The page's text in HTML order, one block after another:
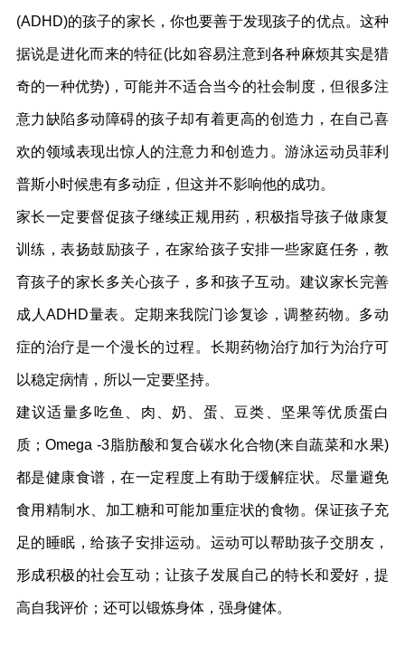
(ADHD)的孩子的家长，你也要善于发现孩子的优点。这种
据说是进化而来的特征(比如容易注意到各种麻烦其实是猎
奇的一种优势)，可能并不适合当今的社会制度，但很多注
意力缺陷多动障碍的孩子却有着更高的创造力，在自己喜
欢的领域表现出惊人的注意力和创造力。游泳运动员菲利
普斯小时候患有多动症，但这并不影响他的成功。
家长一定要督促孩子继续正规用药，积极指导孩子做康复
训练，表扬鼓励孩子，在家给孩子安排一些家庭任务，教
育孩子的家长多关心孩子，多和孩子互动。建议家长完善
成人ADHD量表。定期来我院门诊复诊，调整药物。多动
症的治疗是一个漫长的过程。长期药物治疗加行为治疗可
以稳定病情，所以一定要坚持。
建议适量多吃鱼、肉、奶、蛋、豆类、坚果等优质蛋白
质；Omega -3脂肪酸和复合碳水化合物(来自蔬菜和水果)
都是健康食谱，在一定程度上有助于缓解症状。尽量避免
食用精制水、加工糖和可能加重症状的食物。保证孩子充
足的睡眠，给孩子安排运动。运动可以帮助孩子交朋友，
形成积极的社会互动；让孩子发展自己的特长和爱好，提
高自我评价；还可以锻炼身体，强身健体。